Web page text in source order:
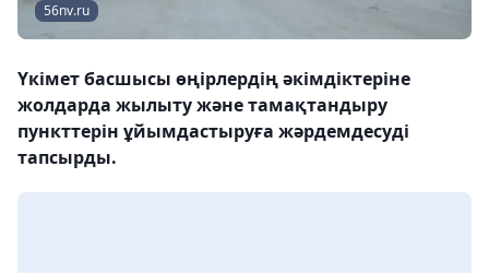
56nv.ru
Үкімет басшысы өңірлердің әкімдіктеріне
жолдарда жылыту және тамақтандыру
пункттерін ұйымдастыруға жәрдемдесуді
тапсырды.